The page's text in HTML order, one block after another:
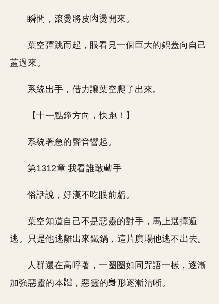
瞬間，滾燙將皮 燙開來。
葉空彈跳而起，眼看見一個巨大的鍋蓋向自己
蓋過來。
系統出手，借力讓葉空爬了出來。
【十一點鐘方向，快跑！】
系統著急的聲音響起。
第1312章 我看誰敢 手
俗話說，好漢不吃眼前虧。
葉空知道自己不是惡靈的對手，馬上選擇遁
逃。只是他逃離出來鐵鍋，這片廣場他逃不出去。
人群還在高呼著，一圈圈如同咒語一樣，逐漸
加強惡靈的本
，惡靈的 形逐漸清晰。